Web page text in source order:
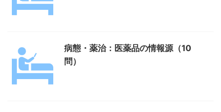
病態・薬治：医薬品の情報源（10
問）